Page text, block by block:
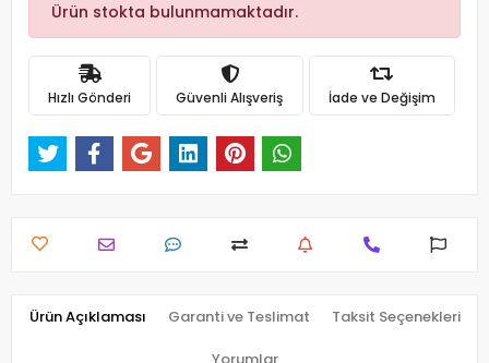
Ürün stokta bulunmamaktadır.
Hızlı Gönderi Güvenli Alışveriş İade ve Değişim
Ürün Açıklaması Garanti ve Teslimat Taksit Seçenekleri